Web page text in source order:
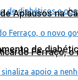
de
Aplausos na
Ferraço, o